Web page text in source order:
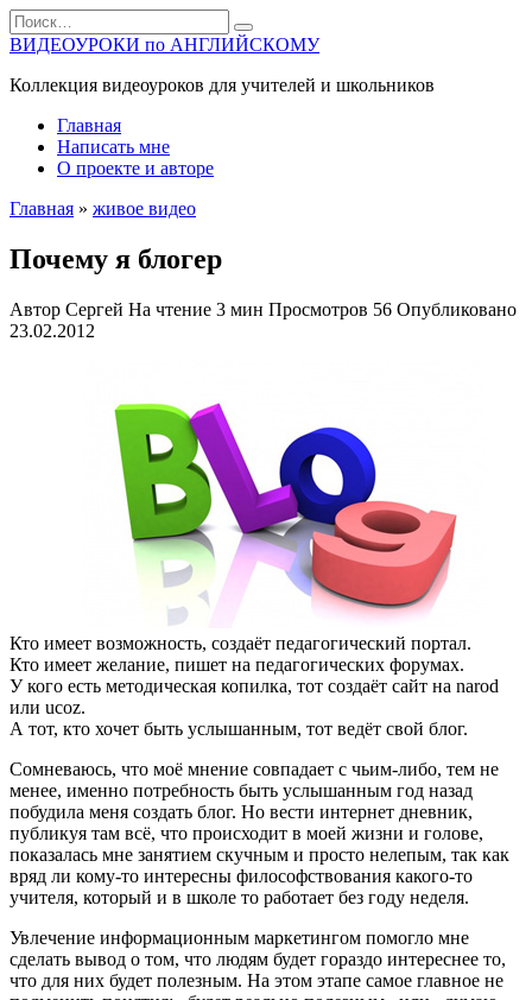
Перейти
к
содержанию
Search
for:
ВИДЕОУРОКИ по АНГЛИЙСКОМУ
Коллекция видеоуроков для учителей и школьников
Главная
Написать мне
О проекте и авторе
Главная » живое видео
Почему я блогер
Автор Сергей На чтение 3 мин Просмотров 56 Опубликовано
23.02.2012
Кто имеет возможность, создаёт педагогический портал.
Кто имеет желание, пишет на педагогических форумах.
У кого есть методическая копилка, тот создаёт сайт на narod
или ucoz.
А тот, кто хочет быть услышанным, тот ведёт свой блог.
Сомневаюсь, что моё мнение совпадает с чьим-либо, тем не
менее, именно потребность быть услышанным год назад
побудила меня создать блог. Но вести интернет дневник,
публикуя там всё, что происходит в моей жизни и голове,
показалась мне занятием скучным и просто нелепым, так как
вряд ли кому-то интересны философствования какого-то
учителя, который и в школе то работает без году неделя.
Увлечение информационным маркетингом помогло мне
сделать вывод о том, что людям будет гораздо интереснее то,
что для них будет полезным. На этом этапе самое главное не